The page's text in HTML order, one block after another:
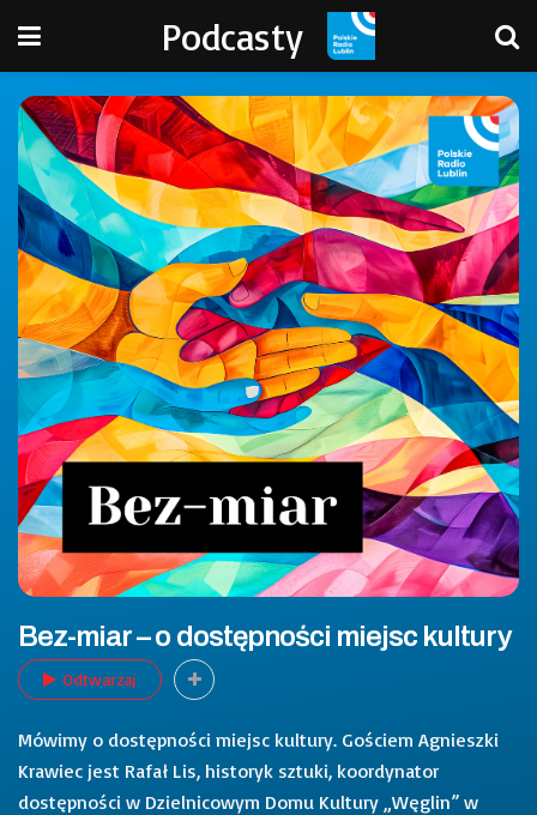
Podcasty
Bez-miar – o dostępności miejsc kultury
Odtwarzaj
Mówimy o dostępności miejsc kultury. Gościem Agnieszki
Krawiec jest Rafał Lis, historyk sztuki, koordynator
dostępności w Dzielnicowym Domu Kultury „Węglin” w